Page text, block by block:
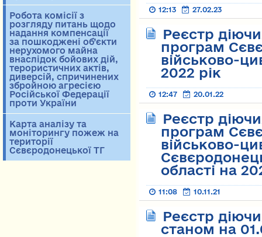
Робота комісії з
розгляду питань щодо
надання компенсації
за пошкоджені об’єкти
нерухомого майна
внаслідок бойових дій,
терористичних актів,
диверсій, спричинених
збройною агресією
Російської Федерації
проти України
Карта аналізу та
моніторингу пожеж на
території
Сєвєродонецької ТГ
12:13 27.02.23
Реєстр
програм
військово-
2022 рік
12:47 20.01.22
Реєстр
програм
військово-
області на
11:08 10.11.21
Реєстр
станом на